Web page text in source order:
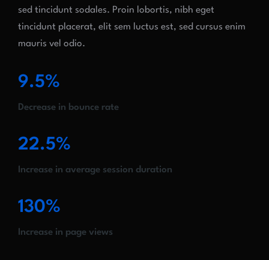
sed tincidunt sodales. Proin lobortis, nibh eget
tincidunt placerat, elit sem luctus est, sed cursus enim
mauris vel odio.
9.5%
Decrease in bounce rate
22.5%
Increase in average session duration
130%
Increase in page views